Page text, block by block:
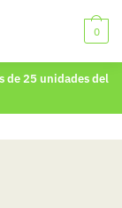
0
de 25 unidades del